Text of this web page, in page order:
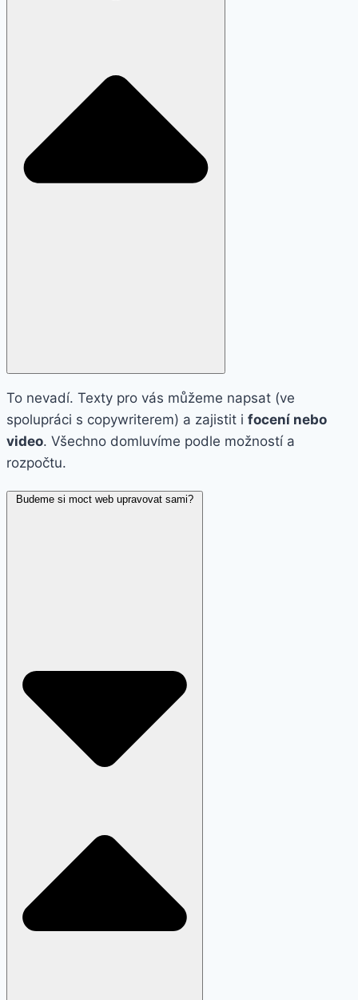
To nevadí. Texty pro vás můžeme napsat (ve
spolupráci s copywriterem) a zajistit i focení nebo
video. Všechno domluvíme podle možností a
rozpočtu.
Budeme si moct web upravovat sami?